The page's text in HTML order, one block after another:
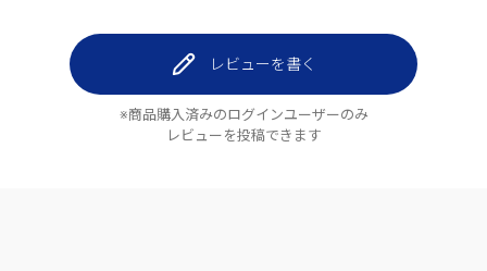
レビューを書く
※商品購入済みのログインユーザーのみ
レビューを投稿できます